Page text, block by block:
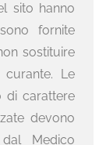
sito hanno
fornite
sostituire
Le
di carattere
devono
Medico